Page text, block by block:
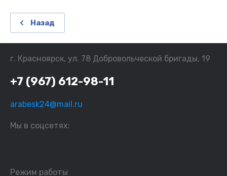
Назад
г. Красноярск, ул. 78 Добровольческой бригады, 19
+7 (967) 612-98-11
arabesk24@mail.ru
Мы в соцсетях:
Режим работы